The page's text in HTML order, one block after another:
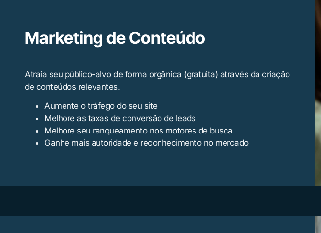
Marketing de Conteúdo
Atraia seu público-alvo de forma orgânica (gratuita) através da criação
de conteúdos relevantes.
Aumente o tráfego do seu site
Melhore as taxas de conversão de leads
Melhore seu ranqueamento nos motores de busca
Ganhe mais autoridade e reconhecimento no mercado